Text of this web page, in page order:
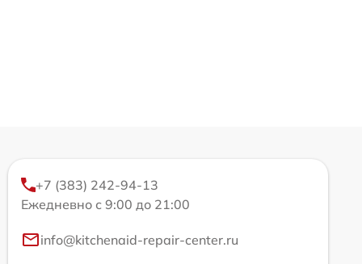
+7 (383) 242-94-13
Ежедневно с 9:00 до 21:00
info@kitchenaid-repair-center.ru